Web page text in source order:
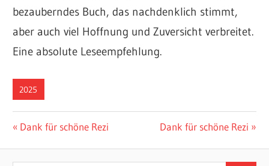
bezauberndes Buch, das nachdenklich stimmt,
aber auch viel Hoffnung und Zuversicht verbreitet.
Eine absolute Leseempfehlung.
2025
Beitragsnavigation
Vorheriger
Dank für schöne Rezi
Nächster
Dank für schöne Rezi